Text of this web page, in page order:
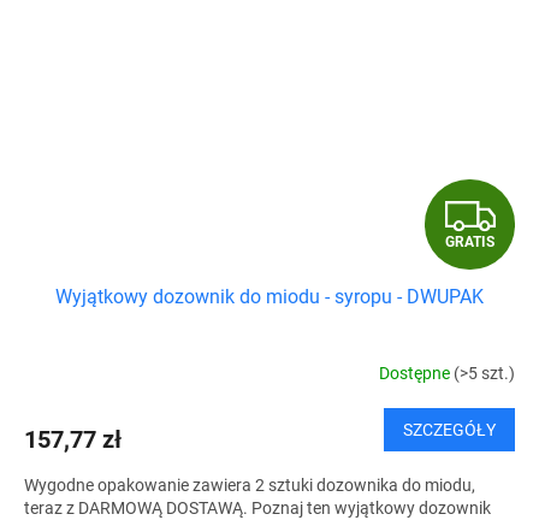
G
R
T
I
S
GRATIS
Wyjątkowy dozownik do miodu - syropu - DWUPAK
Dostępne (>5 szt.)
157,77 zł SZCZEGÓŁY
Wygodne opakowanie zawiera 2 sztuki dozownika do miodu,
teraz z DARMOWĄ DOSTAWĄ. Poznaj ten wyjątkowy dozownik